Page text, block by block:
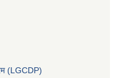
(LGCDP)